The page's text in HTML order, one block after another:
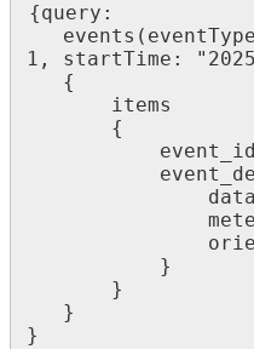
{query :
events (
1 , startTime : " 2025
{
items
{
event_id
}
}
}
}